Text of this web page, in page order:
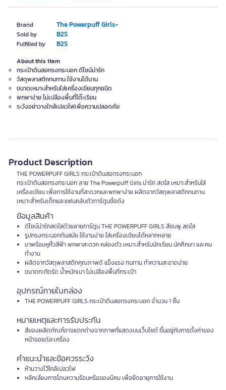
Brand The Powerpuff Girls-
Sold by B2S
Fulfilled by B2S
About this item
กระเป๋าดินสอทรงกระบอก ดีไซน์น่ารัก
วัสดุพลาสติกทนทาน ใช้งานได้นาน
ขนาดเหมาะสำหรับใส่เครื่องเขียนทุกชนิด
พกพาง่าย ไม่เปลืองพื้นที่โต๊ะเรียน
ระวังอย่าวางใกล้เปลวไฟเพื่อความปลอดภัย
Product Description
THE POWERPUFF GIRLS กระเป๋าดินสอทรงกระบอก
กระเป๋าดินสอทรงกระบอก ลาย The Powerpuff Girls น่ารัก สดใส เหมาะสำหรับใส่
เครื่องเขียน เพื่อการใช้งานที่สะดวกและพกพาง่าย ผลิตจากวัสดุพลาสติกทนทาน
เหมาะสำหรับเด็กและแฟนคลับตัวการ์ตูนชื่อดัง
ข้อมูลสินค้า
ดีไซน์น่ารักสดใสด้วยลายการ์ตูน THE POWERPUFF GIRLS สีชมพู สดใส
รูปทรงกระบอกทันสมัย ใช้งานง่าย ใส่เครื่องเขียนได้หลากหลาย
มาพร้อมหูหิ้วสีฟ้า พกพาสะดวก คล่องตัว เหมาะสำหรับนักเรียน นักศึกษา และคน
ทำงาน
ผลิตจากวัสดุพลาสติกคุณภาพดี แข็งแรง ทนทาน ทำความสะอาดง่าย
ขนาดกะทัดรัด น้ำหนักเบา ไม่เปลืองพื้นที่กระเป๋า
อุปกรณ์ภายในกล่อง
THE POWERPUFF GIRLS กระเป๋าดินสอทรงกระบอก จำนวน 1 ชิ้น
หมายเหตุและการรับประกัน
สีของผลิตภัณฑ์อาจแตกต่างจากภาพที่แสดงบนเว็บไซต์ ขึ้นอยู่กับการตั้งค่าของ
หน้าจอแต่ละเครื่อง
คำแนะนำและข้อควรระวัง
ห้ามวางไว้ใกล้เปลวไฟ
หลีกเลี่ยงการโดนความร้อนหรือของมีคม เพื่อยืดอายุการใช้งาน